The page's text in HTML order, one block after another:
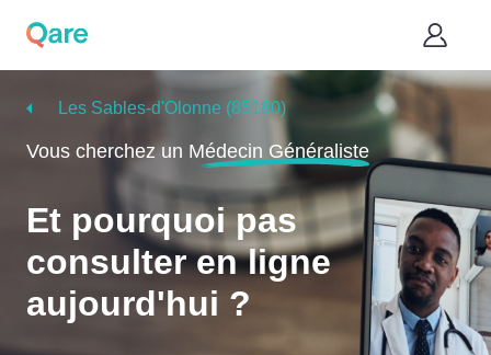
Les Sables-d'Olonne (85180)
Vous cherchez un Médecin Généraliste
Et pourquoi pas
consulter en ligne
aujourd'hui ?